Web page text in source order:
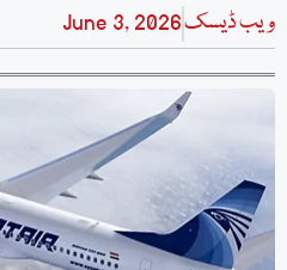
ویب ڈیسکJune 3, 2026